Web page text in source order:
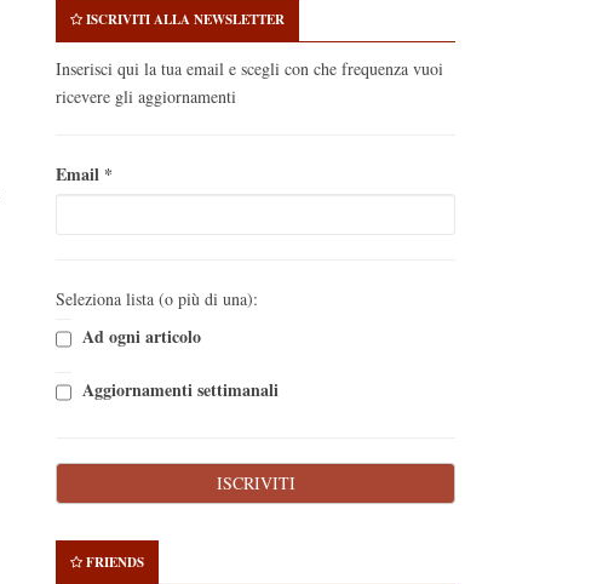
ISCRIVITI ALLA NEWSLETTER
Inserisci qui la tua email e scegli con che frequenza vuoi
ricevere gli aggiornamenti
Email *
Seleziona lista (o più di una):
Ad ogni articolo
Aggiornamenti settimanali
FRIENDS